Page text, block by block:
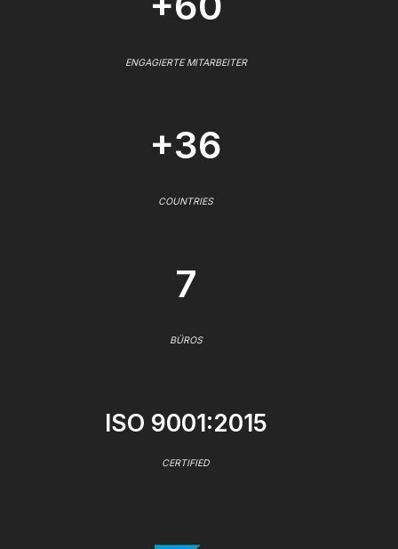
ENGAGIERTE MITARBEITER
+36
COUNTRIES
7
BÜROS
ISO 9001:2015
CERTIFIED